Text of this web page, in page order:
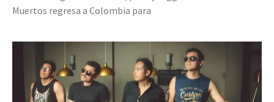
Muertos regresa a Colombia para